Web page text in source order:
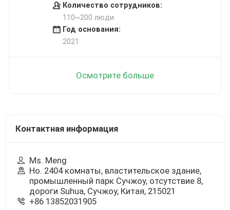
Количество сотрудников:
110~200 люди
Год основания:
2021
Осмотрите больше
Контактная информация
Ms. Meng
Но. 2404 комнаты, властительское здание,
промышленный парк Сучжоу, отсутствие 8,
дороги Suhua, Сучжоу, Китая, 215021
+86 13852031905